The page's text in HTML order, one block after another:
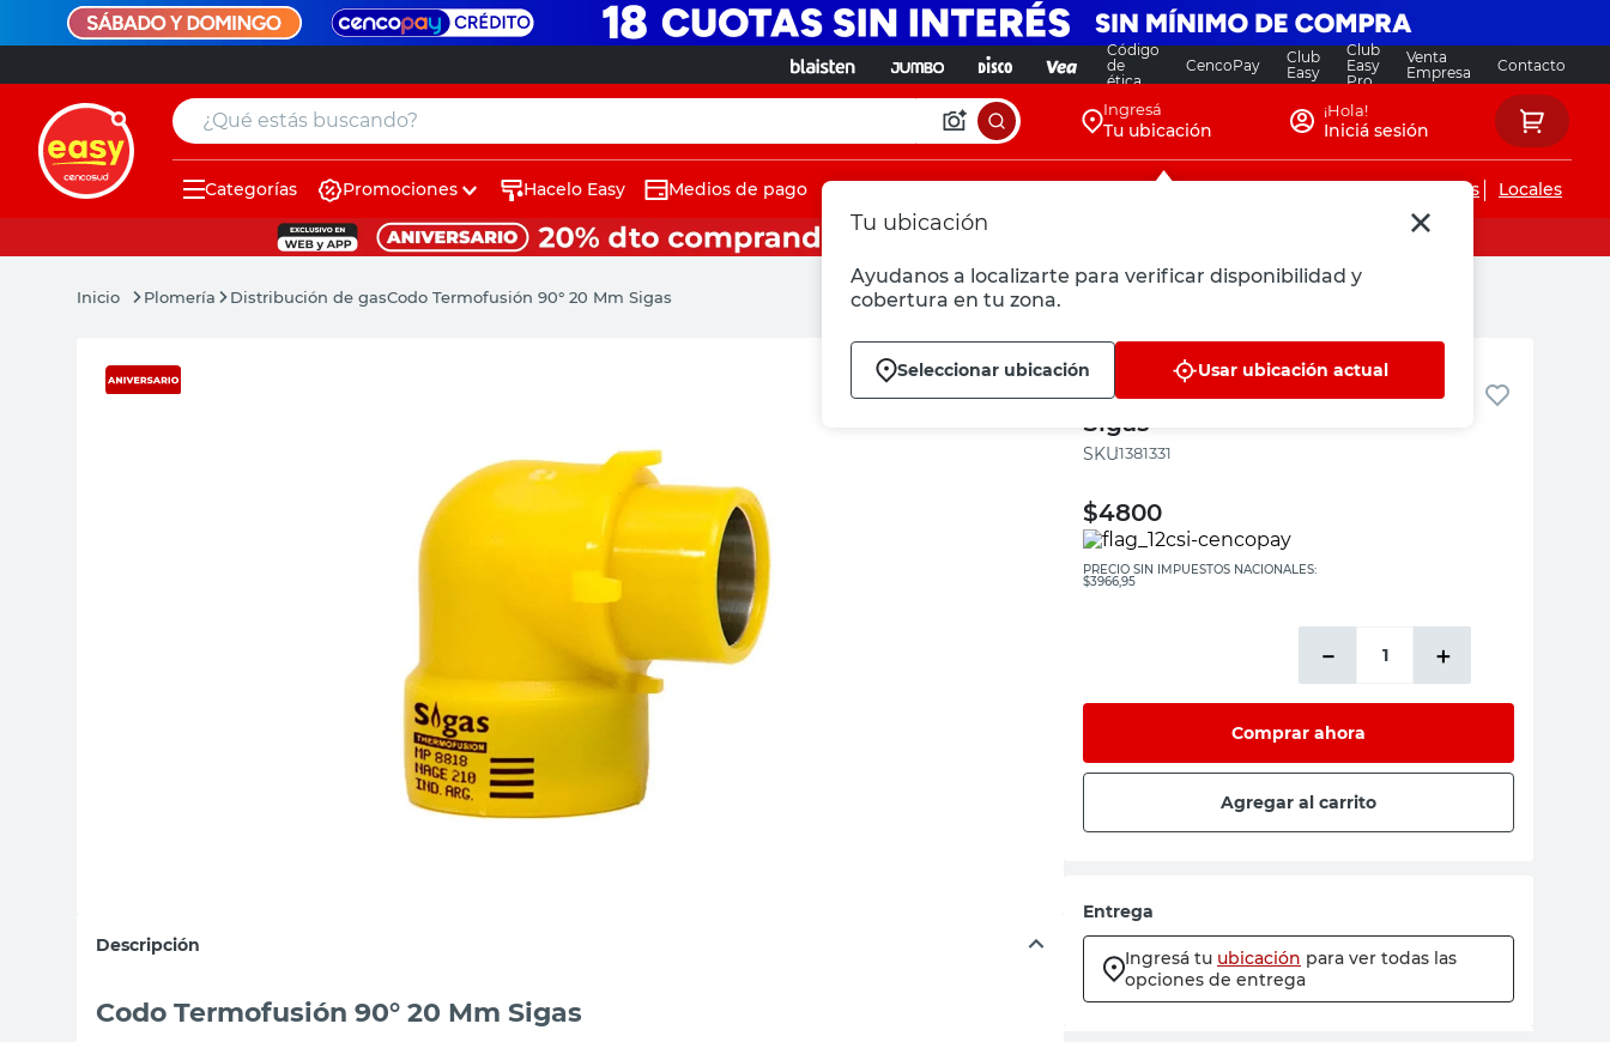
Código
de
ética
CencoPay
Club
Easy
Club
Easy
Pro
Venta
Empresa
Contacto
¿Qué estás buscando? Ingresá
Tu ubicación
Tu ubicación
Ayudanos a localizarte para verificar disponibilidad y
cobertura en tu zona.
Seleccionar ubicación Usar ubicación actual
¡Hola!
Iniciá sesión
Categorías Promociones Hacelo Easy Medios de pago Servicios de instalaciones Locales
Plomería Distribución de gasCodo Termofusión 90° 20 Mm Sigas
Descripción
Codo Termofusión 90° 20 Mm Sigas
Sigas
Codo Termofusión 90° 20 Mm
Sigas
:1381331
$4800
PRECIO SIN IMPUESTOS NACIONALES:
$3966,95
＋
－
Comprar ahora
Agregar al carrito
Entrega
Ingresá tu ubicación para ver todas las
opciones de entrega
muebles